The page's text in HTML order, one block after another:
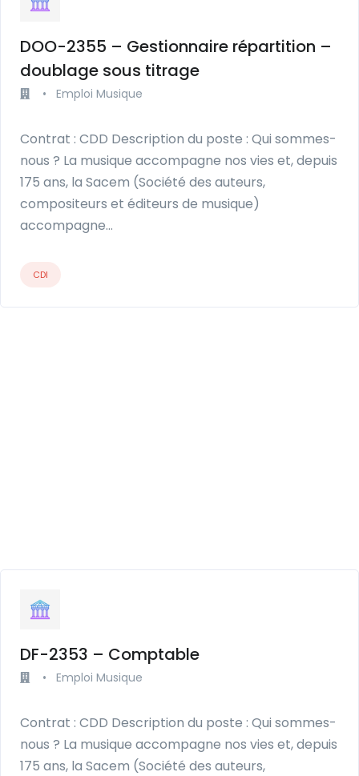
DOO-2355 – Gestionnaire répartition –
doublage sous titrage
• Emploi Musique
Contrat : CDD Description du poste : Qui sommes-
nous ? La musique accompagne nos vies et, depuis
175 ans, la Sacem (Société des auteurs,
compositeurs et éditeurs de musique)
accompagne…
CDI
DF-2353 – Comptable
• Emploi Musique
Contrat : CDD Description du poste : Qui sommes-
nous ? La musique accompagne nos vies et, depuis
175 ans, la Sacem (Société des auteurs,